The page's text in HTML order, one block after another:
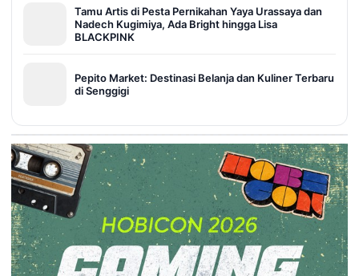
Tamu Artis di Pesta Pernikahan Yaya Urassaya dan
Nadech Kugimiya, Ada Bright hingga Lisa
BLACKPINK
Pepito Market: Destinasi Belanja dan Kuliner Terbaru
di Senggigi